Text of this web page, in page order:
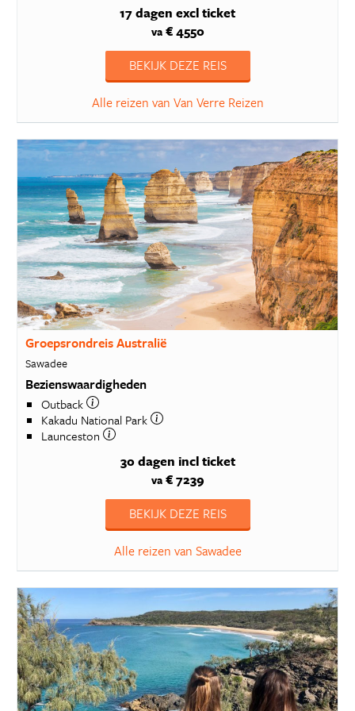
17 dagen excl ticket
va€ 4550
BEKIJK DEZE REIS
Alle reizen van Van Verre Reizen
Groepsrondreis Australië
Sawadee
Bezienswaardigheden
Outback
Kakadu National Park
Launceston
30 dagen incl ticket
va€ 7239
BEKIJK DEZE REIS
Alle reizen van Sawadee